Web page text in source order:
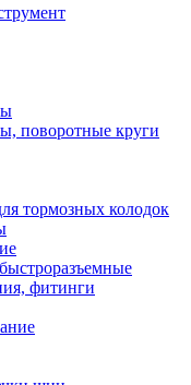
поворотные круги
тормозных колодок
фитинги